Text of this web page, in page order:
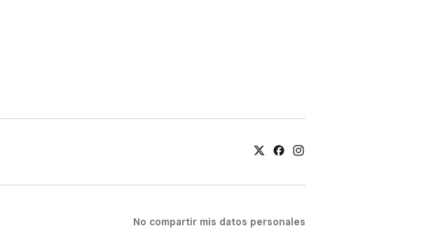
No compartir mis datos personales